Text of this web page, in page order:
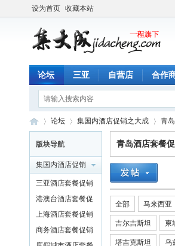
设为首页 收藏本站
论坛 三亚 自营店 合作
一 »
论坛
›
集国内酒店促销之大成 青
版块导航
集国内酒店促销
之大成
三亚酒店套餐促销
特价
港澳台酒店套餐促
销特价
上海酒店套餐促销
特价
商务酒店套餐促销
青岛酒店套餐
全部 马来西亚
吉尔吉斯坦 柬
塔吉克斯坦 乌